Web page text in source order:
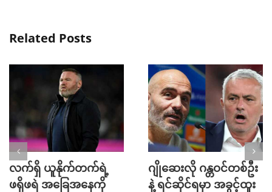
Related Posts
လက်ရှိ ယူနိုက်တက်ရဲ့
ဖရိုဖရဲ အခြေအနေကို
ဂျိုဆေးလို ဂန္တဝင်တစ်ဦး
နဲ့ ရင်ဆိုင်ရမှာ အခွင့်ထူး